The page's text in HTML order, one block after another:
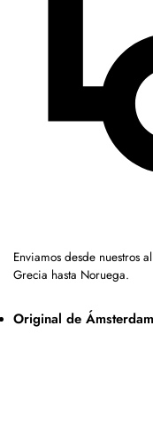
Enviamos desde nuestros
Grecia hasta Noruega.
Original de Ámsterdam